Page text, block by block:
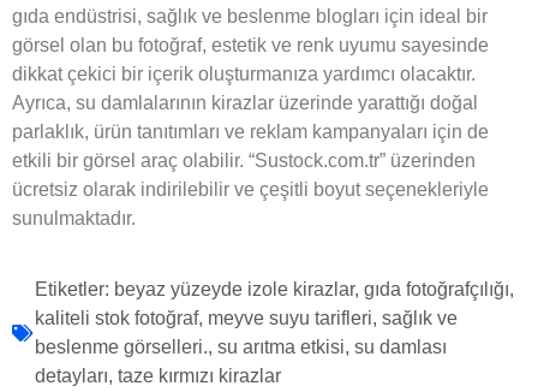
gıda endüstrisi, sağlık ve beslenme blogları için ideal bir
görsel olan bu fotoğraf, estetik ve renk uyumu sayesinde
dikkat çekici bir içerik oluşturmanıza yardımcı olacaktır.
Ayrıca, su damlalarının kirazlar üzerinde yarattığı doğal
parlaklık, ürün tanıtımları ve reklam kampanyaları için de
etkili bir görsel araç olabilir. “Sustock.com.tr” üzerinden
ücretsiz olarak indirilebilir ve çeşitli boyut seçenekleriyle
sunulmaktadır.
Etiketler: beyaz yüzeyde izole kirazlar, gıda fotoğrafçılığı,
kaliteli stok fotoğraf, meyve suyu tarifleri, sağlık ve
beslenme görselleri., su arıtma etkisi, su damlası
detayları, taze kırmızı kirazlar